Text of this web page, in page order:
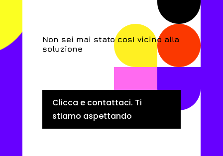
Non sei mai stato così vicino alla
soluzione
Clicca e contattaci. Ti
stiamo aspettando